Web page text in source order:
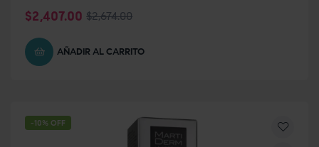
$2,674.00
$2,407.00
AÑADIR AL CARRITO
-10% OFF